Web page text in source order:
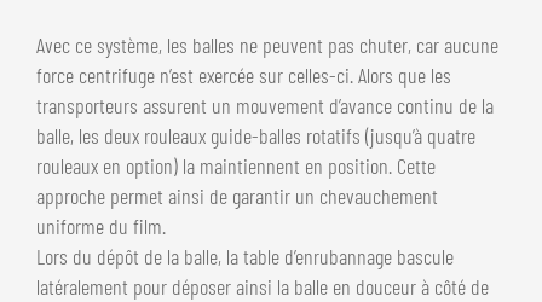
Avec ce système, les balles ne peuvent pas chuter, car aucune
force centrifuge n’est exercée sur celles-ci. Alors que les
transporteurs assurent un mouvement d’avance continu de la
balle, les deux rouleaux guide-balles rotatifs (jusqu’à quatre
rouleaux en option) la maintiennent en position. Cette
approche permet ainsi de garantir un chevauchement
uniforme du film.
Lors du dépôt de la balle, la table d’enrubannage bascule
latéralement pour déposer ainsi la balle en douceur à côté de